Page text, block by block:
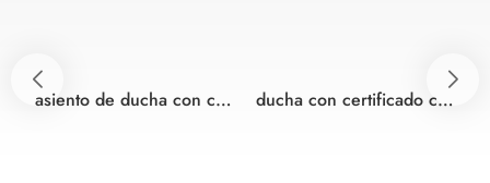
asiento de ducha con certificado ce douche bidet japonés asiento de inodoro ducha con certificado ce ducha WC con cisterna de armario